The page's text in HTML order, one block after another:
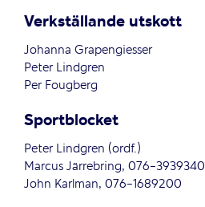
Verkställande utskott
Johanna Grapengiesser
Peter Lindgren
Per Fougberg
Sportblocket
Peter Lindgren (ordf.)
Marcus Järrebring, 076-3939340
John Karlman, 076-1689200